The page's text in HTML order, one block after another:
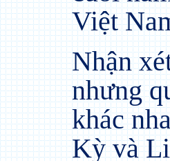
Việt
Nhận
nhưng
khác
Kỳ và